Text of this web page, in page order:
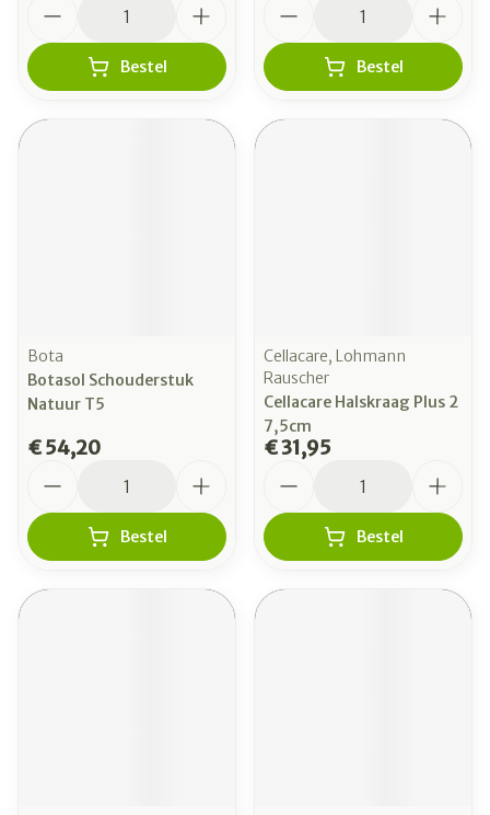
Bestel Bestel
Bota
Botasol Schouderstuk
Natuur T5
€ 54,20
Bestel
Cellacare, Lohmann
Rauscher
Cellacare Halskraag Plus 2
7,5cm
€ 31,95
Bestel